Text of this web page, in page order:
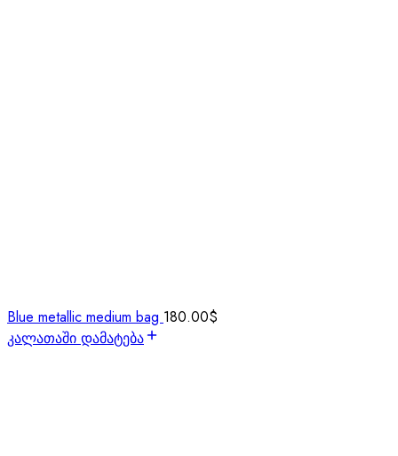
Blue metallic medium bag 180.00$
კალათაში დამატება